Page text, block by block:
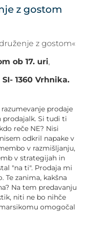
z gostom
z gostom«
ob 17. uri,
1360 Vrhnika.
prodaje
Si tudi ti
reče NE? Nisi
odkril napake v
v razmišljanju,
v strategijah in
"na ti". Prodaja mi
Te zanima, kakšna
Na tem predavanju
niti ne bo nihče
omogočal